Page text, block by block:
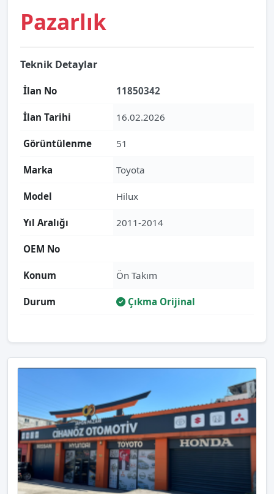
Pazarlık
Teknik Detaylar
İlan No 11850342
İlan Tarihi 16.02.2026
Görüntülenme 51
Marka Toyota
Model Hilux
Yıl Aralığı 2011-2014
OEM No
Konum Ön Takım
Durum Çıkma Orijinal